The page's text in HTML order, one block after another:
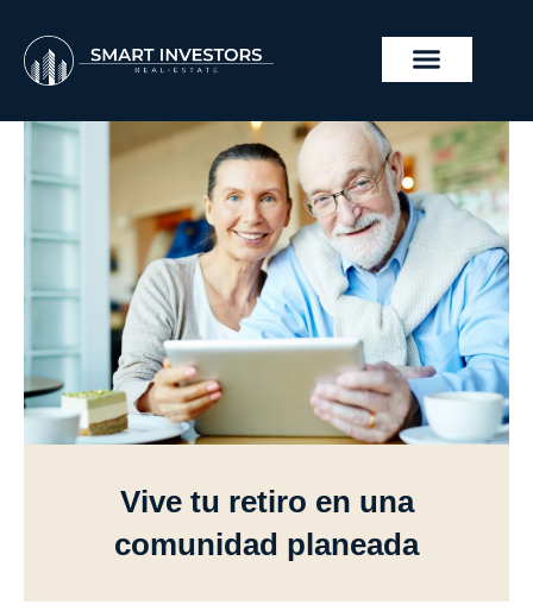
contenido
Vive tu retiro en una
comunidad planeada